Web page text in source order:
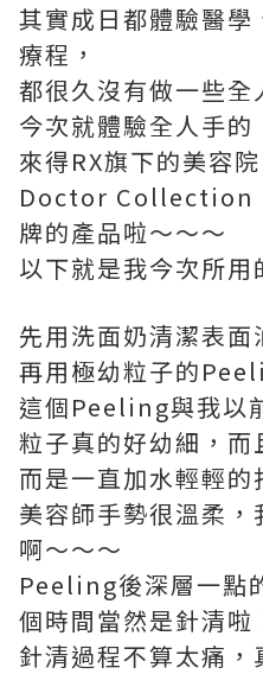
其實成日都體驗醫
療程，
都很久沒有做一些全
今次就體驗全人手的
來得RX旗下的美容
Doctor Collection
牌的產品啦～～～
以下就是我今次所用
先用洗面奶清潔表面
再用極幼粒子的
這個Peeling與我以
粒子真的好幼細，而
而是一直加水輕輕的
美容師手勢很溫柔
啊～～～
Peeling後深層一點
個時間當然是針清啦
針清過程不算太痛，